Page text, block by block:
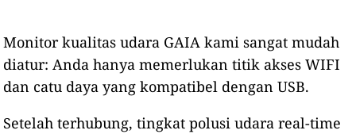
Monitor kualitas udara GAIA kami sangat mudah
diatur: Anda hanya memerlukan titik akses WIFI
dan catu daya yang kompatibel dengan USB.
Setelah terhubung, tingkat polusi udara real-time